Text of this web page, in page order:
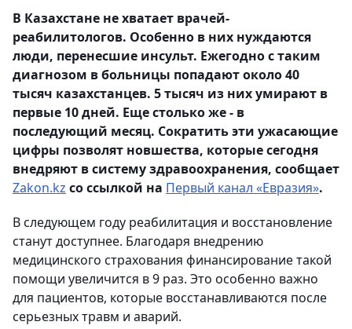
В Казахстане не хватает врачей-
реабилитологов. Особенно в них нуждаются
люди, перенесшие инсульт. Ежегодно с таким
диагнозом в больницы попадают около 40
тысяч казахстанцев. 5 тысяч из них умирают в
первые 10 дней. Еще столько же - в
последующий месяц. Сократить эти ужасающие
цифры позволят новшества, которые сегодня
внедряют в систему здравоохранения, сообщает
Zakon.kz со ссылкой на Первый канал «Евразия».
В следующем году реабилитация и восстановление
станут доступнее. Благодаря внедрению
медицинского страхования финансирование такой
помощи увеличится в 9 раз. Это особенно важно
для пациентов, которые восстанавливаются после
серьезных травм и аварий.